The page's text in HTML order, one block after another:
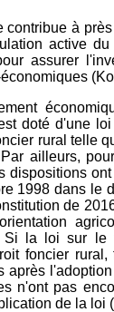
contribue à
active
assurer
doté d'une
rural telle
ailleurs,
dispositions
1998 dans le
de
Si la loi sur le
foncier
après
n'ont pas
de la loi